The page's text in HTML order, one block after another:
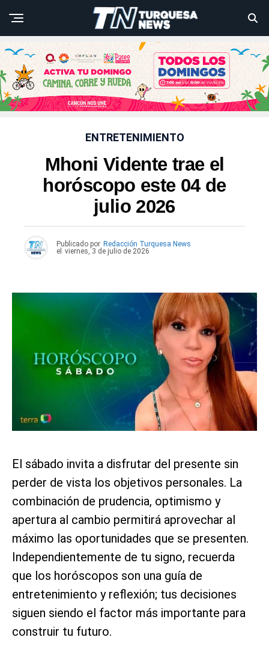
ENTRETENIMIENTO
Mhoni Vidente trae el
horóscopo este 04 de
julio 2026
Publicado por Redacción Turquesa News
el viernes, 3 de julio de 2026
El sábado invita a disfrutar del presente sin
perder de vista los objetivos personales. La
combinación de prudencia, optimismo y
apertura al cambio permitirá aprovechar al
máximo las oportunidades que se presenten.
Independientemente de tu signo, recuerda
que los horóscopos son una guía de
entretenimiento y reflexión; tus decisiones
siguen siendo el factor más importante para
construir tu futuro.